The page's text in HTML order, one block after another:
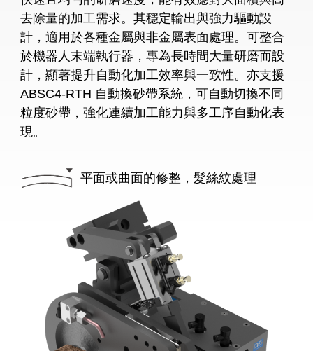
去除量的加工需求。其穩定輸出與強力驅動設
計，適用於各種金屬與非金屬表面處理。可整合
於機器人末端執行器，專為長時間大量研磨而設
計，顯著提升自動化加工效率與一致性。亦支援
ABSC4-RTH 自動換砂帶系統，可自動切換不同
粒度砂帶，強化連續加工能力與多工序自動化表
現。
平面或曲面的修整，髮絲紋處理